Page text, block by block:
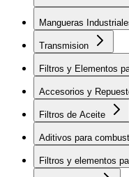
Mangueras
Transmision
Filtros y Elementos
Accesorios y
Filtros de Aceite
Aditivos para
Filtros y elementos